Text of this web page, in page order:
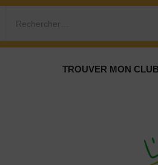
Rechercher…
TROUVER MON CLUB